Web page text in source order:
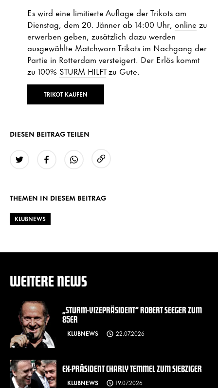
Es wird eine limitierte Auflage der Trikots am
Dienstag, dem 20. Jänner ab 14:00 Uhr, online zu
erwerben geben, zusätzlich dazu werden
ausgewählte Matchworn Trikots im Nachgang der
Partie in Rotterdam versteigert. Der Erlös kommt
zu 100% STURM HILFTzu Gute.
TRIKOT KAUFEN
DIESEN BEITRAG TEILEN
THEMEN IN DIESEM BEITRAG
KLUBNEWS
WEITERE NEWS
„STURM-VIZEPRÄSIDENT“ ROBERT SEEGER ZUM
85ER
KLUBNEWS 22.07.2026
EX-PRÄSIDENT CHARLY TEMMEL ZUM SIEBZIGER
KLUBNEWS 19.07.2026